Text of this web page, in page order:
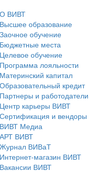
О ВИВТ
Высшее образование
Заочное обучение
Бюджетные места
Целевое обучение
Программа лояльности
Материнский капитал
Образовательный кредит
Партнеры и работодатели
Центр карьеры ВИВТ
Сертификация и вендоры
ВИВТ Медиа
АРТ ВИВТ
Журнал ВИВаТ
Интернет-магазин ВИВТ
Вакансии ВИВТ